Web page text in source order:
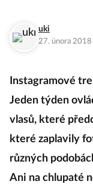
uki
27. února 2018
Instagramové
Jeden týden
vlasů, které
které zaplavily
různých
Ani na chlupaté